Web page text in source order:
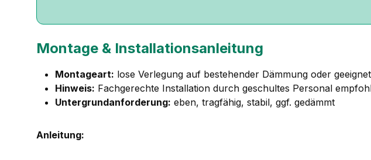
Montage & Installationsanleitung
Montageart: lose Verlegung auf bestehender Dämmung oder
Hinweis: Fachgerechte Installation durch geschultes Personal
Untergrundanforderung: eben, tragfähig, stabil, ggf. gedämmt
Anleitung: